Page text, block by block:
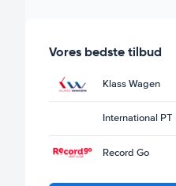
Vores bedste tilbud
Klass Wagen
International PT
Record Go